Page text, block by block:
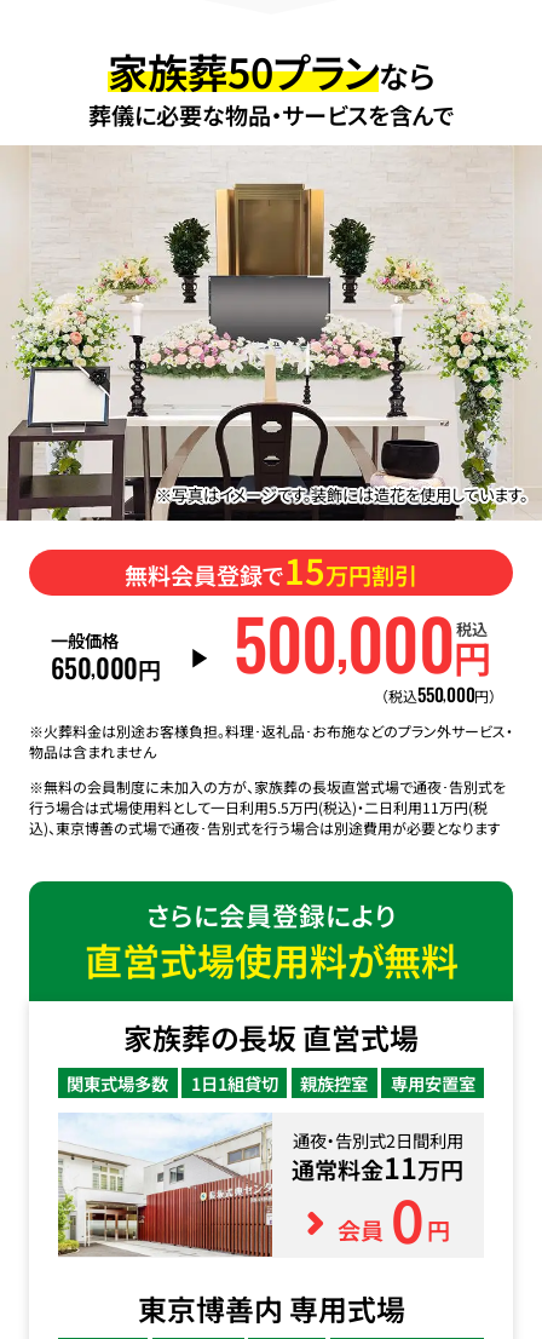
家族葬50プランなら
葬儀に必要な物品・サービスを含んで
※写真はイメージです。装飾には造花を使用しています。
無料会員登録で15万円割引
一般価格
650,000円 500,000円
税込
（税込550,000円）
※火葬料金は別途お客様負担。料理･返礼品･お布施などのプラン外サービス・
物品は含まれません
※無料の会員制度に未加入の方が、家族葬の長坂直営式場で通夜･告別式を
行う場合は式場使用料として一日利用5.5万円(税込)・二日利用11万円(税
込)、東京博善の式場で通夜･告別式を行う場合は別途費用が必要となります
さらに会員登録により
直営式場使用料が無料
家族葬の長坂 直営式場
関東式場多数 1日1組貸切 親族控室 専用安置室
通夜・告別式2日間利用
通常料金11万円
会員 0円
東京博善内 専用式場